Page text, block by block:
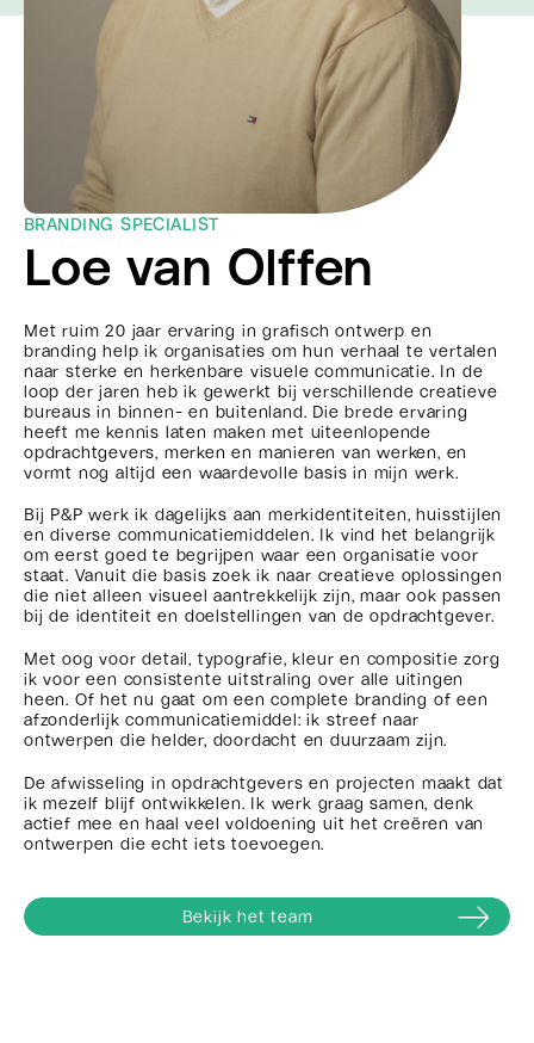
BRANDING SPECIALIST
Loe van Olffen
Met ruim 20 jaar ervaring in grafisch ontwerp en
branding help ik organisaties om hun verhaal te vertalen
naar sterke en herkenbare visuele communicatie. In de
loop der jaren heb ik gewerkt bij verschillende creatieve
bureaus in binnen- en buitenland. Die brede ervaring
heeft me kennis laten maken met uiteenlopende
opdrachtgevers, merken en manieren van werken, en
vormt nog altijd een waardevolle basis in mijn werk.
Bij P&P werk ik dagelijks aan merkidentiteiten, huisstijlen
en diverse communicatiemiddelen. Ik vind het belangrijk
om eerst goed te begrijpen waar een organisatie voor
staat. Vanuit die basis zoek ik naar creatieve oplossingen
die niet alleen visueel aantrekkelijk zijn, maar ook passen
bij de identiteit en doelstellingen van de opdrachtgever.
Met oog voor detail, typografie, kleur en compositie zorg
ik voor een consistente uitstraling over alle uitingen
heen. Of het nu gaat om een complete branding of een
afzonderlijk communicatiemiddel: ik streef naar
ontwerpen die helder, doordacht en duurzaam zijn.
De afwisseling in opdrachtgevers en projecten maakt dat
ik mezelf blijf ontwikkelen. Ik werk graag samen, denk
actief mee en haal veel voldoening uit het creëren van
ontwerpen die echt iets toevoegen.
Bekijk het team